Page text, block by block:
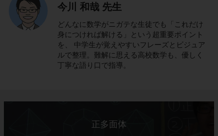
今川 和哉 先生
どんなに数学がニガテな生徒でも「これだけ
身につければ解ける」という超重要ポイント
を、 中学生が覚えやすいフレーズとビジュア
ルで整理。難解に思える高校数学も、優しく
丁寧な語り口で指導。
正多面体